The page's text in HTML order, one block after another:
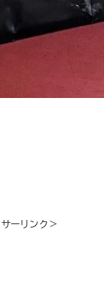
ーリンク＞